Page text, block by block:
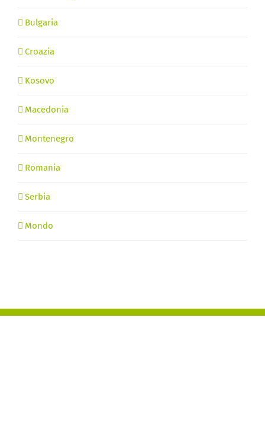
Bulgaria
Croazia
Kosovo
Macedonia
Montenegro
Romania
Serbia
Mondo